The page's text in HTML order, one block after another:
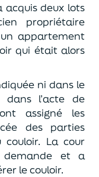
deux lots
propriétaire
appartement
qui était alors
ni dans le
l’acte de
assigné les
des parties
La cour
et a
le couloir.